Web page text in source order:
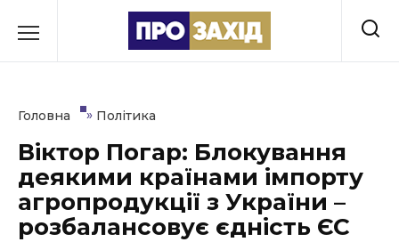
до
Культура
Освіта
Головна » Політика
Віктор Погар: Блокування
деякими країнами імпорту
агропродукції з України –
розбалансовує єдність ЄС